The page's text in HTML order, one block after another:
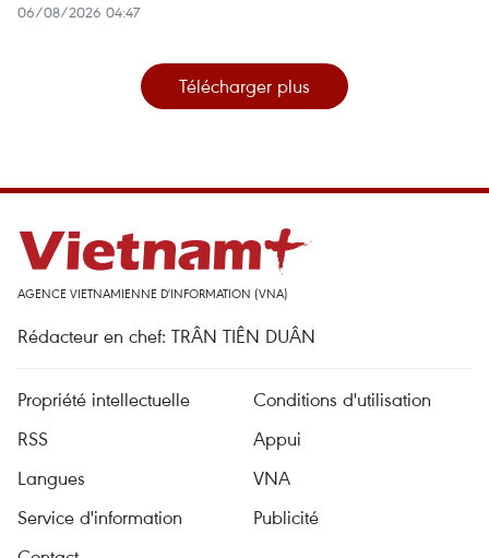
06/08/2026 04:47
Télécharger plus
AGENCE VIETNAMIENNE D'INFORMATION (VNA)
Rédacteur en chef: TRÂN TIÊN DUÂN
Propriété intellectuelle
Conditions d'utilisation
RSS
Appui
Langues
VNA
Service d'information
Publicité